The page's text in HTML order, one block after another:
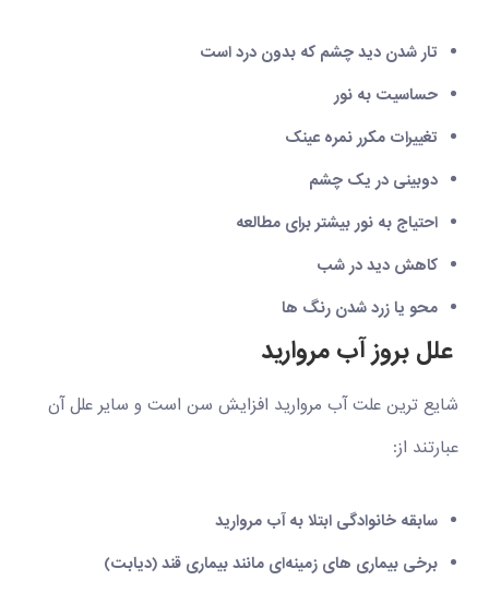
تار شدن دید چشم که بدون درد است
حساسیت به نور
تغییرات مکرر نمره عینک
دوبینی در یک چشم
احتیاج به نور بیشتر برای مطالعه
کاهش دید در شب
محو یا زرد شدن رنگ ها
علل بروز آب مروارید
شایع ترین علت آب مروارید افزایش سن است و سایر علل آن
عبارتند از:
سابقه خانوادگی ابتلا به آب مروارید
برخی بیماری های زمینه‌ای مانند بیماری قند (دیابت)